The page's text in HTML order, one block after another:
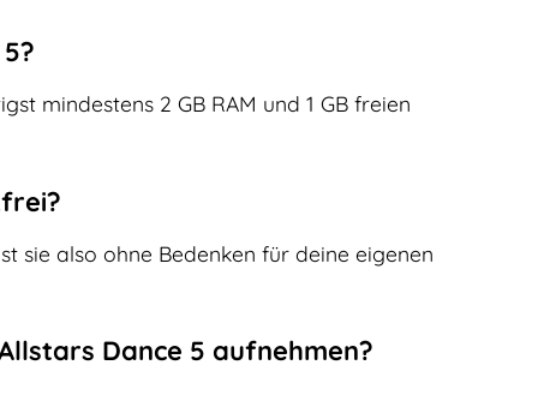
mindestens 2 GB RAM und 1 GB freien
sie also ohne Bedenken für deine eigenen
Dance 5 aufnehmen?